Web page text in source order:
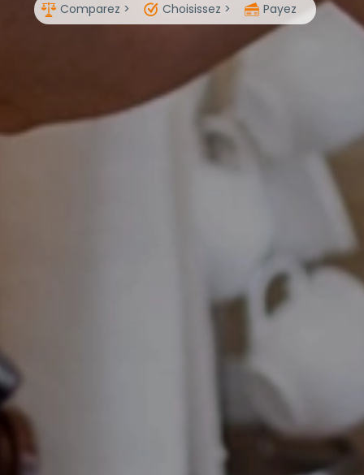
Comparez > Choisissez > Payez